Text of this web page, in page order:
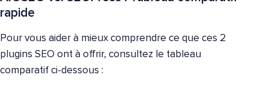
rapide
Pour vous aider à mieux comprendre ce que ces 2
plugins SEO ont à offrir, consultez le tableau
comparatif ci-dessous :